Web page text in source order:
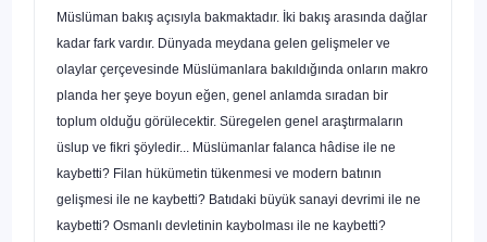
Müslüman bakış açısıyla bakmaktadır. İki ba­kış arasında dağlar
kadar fark vardır. Dünyada meydana gelen gelişmeler ve
olaylar çerçevesinde Müslümanlara bakıldığın­da onların makro
planda her şeye boyun eğen, genel anlam­da sıradan bir
toplum olduğu görülecektir. Süregelen genel araştırmaların
üslup ve fikri şöyledir... Müslümanlar falanca hâdise ile ne
kaybetti? Filan hükümetin tükenmesi ve mo­dern batının
gelişmesi ile ne kaybetti? Batıdaki büyük sanayi devrimi ile ne
kaybetti? Osmanlı devletinin kaybolması ile ne kaybetti?